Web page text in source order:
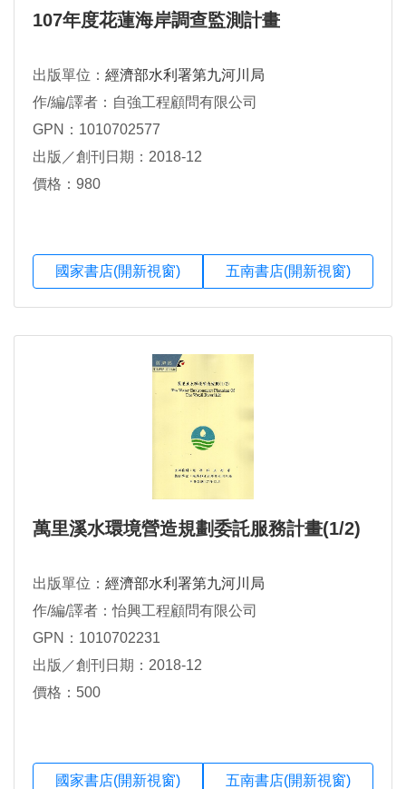
107年度花蓮海岸調查監測計畫
出版單位： 經濟部水利署第九河川局
作/編/譯者：自強工程顧問有限公司
GPN：1010702577
出版／創刊日期：2018-12
價格：980
國家書店(開新視窗) 五南書店(開新視窗)
萬里溪水環境營造規劃委託服務計畫(1/2)
出版單位： 經濟部水利署第九河川局
作/編/譯者：怡興工程顧問有限公司
GPN：1010702231
出版／創刊日期：2018-12
價格：500
國家書店(開新視窗) 五南書店(開新視窗)